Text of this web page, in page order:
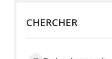
CHERCHER